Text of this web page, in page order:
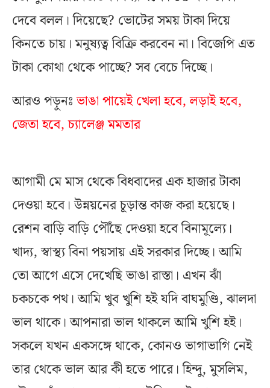
দেবে বলল। দিয়েছে? ভোটের সময় টাকা দিয়ে
কিনতে চায়। মনুষ্যত্ব বিক্রি করবেন না। বিজেপি এত
টাকা কোথা থেকে পাচ্ছে? সব বেচে দিচ্ছে।
আরও পড়ুনঃভাঙা পায়েই খেলা হবে, লড়াই হবে,
জেতা হবে, চ্যালেঞ্জ মমতার
আগামী মে মাস থেকে বিধবাদের এক হাজার টাকা
দেওয়া হবে। উন্নয়নের চূড়ান্ত কাজ করা হয়েছে।
রেশন বাড়ি বাড়ি পৌঁছে দেওয়া হবে বিনামূল্যে।
খাদ্য, স্বাস্থ্য বিনা পয়সায় এই সরকার দিচ্ছে। আমি
তো আগে এসে দেখেছি ভাঙা রাস্তা। এখন ঝাঁ
চকচকে পথ। আমি খুব খুশি হই যদি বাঘমুণ্ডি, ঝালদা
ভাল থাকে। আপনারা ভাল থাকলে আমি খুশি হই।
সকলে যখন একসঙ্গে থাকে, কোনও ভাগাভাগি নেই
তার থেকে ভাল আর কী হতে পারে। হিন্দু, মুসলিম,